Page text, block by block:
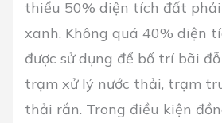
thiểu 50% diện tích đất
xanh. Không quá 40% diện
được sử dụng để bố trí bãi
trạm xử lý nước thải, trạm
thải rắn. Trong điều kiện